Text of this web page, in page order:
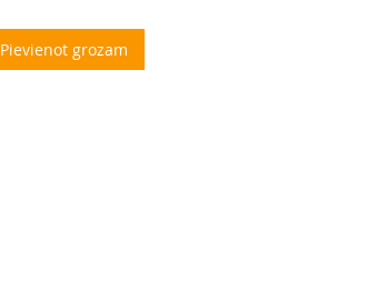
Pievienot grozam